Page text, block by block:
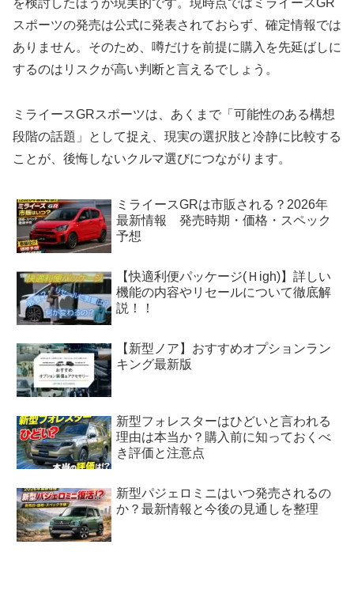
を検討したほうが現実的です。現時点ではミライースGR
スポーツの発売は公式に発表されておらず、確定情報では
ありません。そのため、噂だけを前提に購入を先延ばしに
するのはリスクが高い判断と言えるでしょう。
ミライースGRスポーツは、あくまで「可能性のある構想
段階の話題」として捉え、現実の選択肢と冷静に比較する
ことが、後悔しないクルマ選びにつながります。
ミライースGRは市販される？2026年
最新情報 発売時期・価格・スペック
予想
【快適利便パッケージ(Ｈigh)】詳しい
機能の内容やリセールについて徹底解
説！！
【新型ノア】おすすめオプションラン
キング最新版
新型フォレスターはひどいと言われる
理由は本当か？購入前に知っておくべ
き評価と注意点
新型パジェロミニはいつ発売されるの
か？最新情報と今後の見通しを整理